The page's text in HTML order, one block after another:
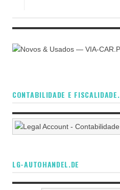
CONTABILIDADE E FISCALIDADE.
LG-AUTOHANDEL.DE